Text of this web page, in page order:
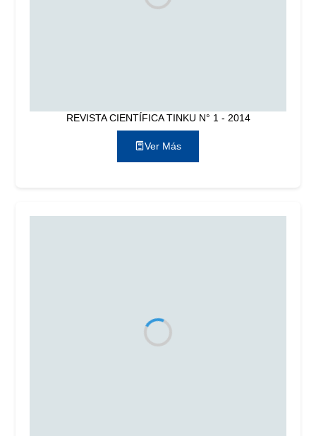
REVISTA CIENTÍFICA TINKU N° 1 - 2014
Ver Más